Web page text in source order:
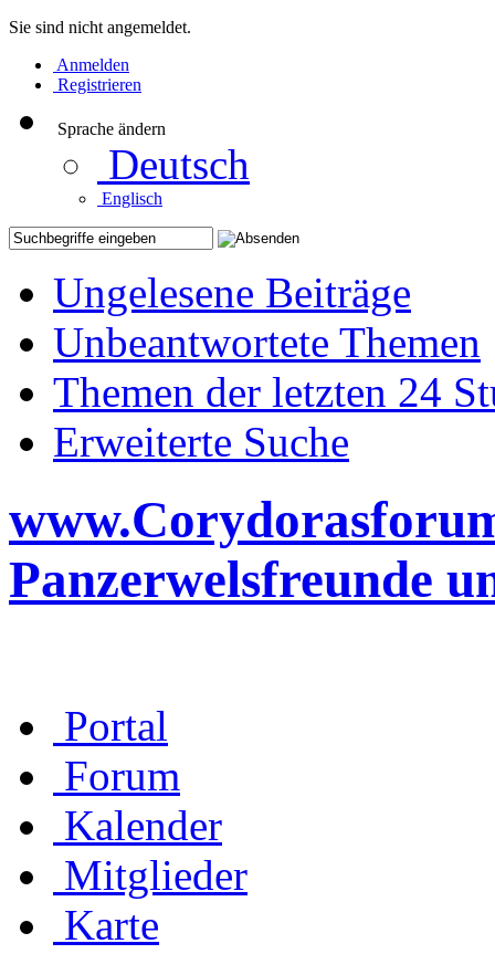
Sie sind nicht angemeldet.
Anmelden
Registrieren
Sprache ändern
Deutsch
Englisch
Ungelesene Beiträge
Unbeantwortete Themen
Themen der letzten 24
Erweiterte Suche
Panzerwelsfreunde
Portal
Forum
Kalender
Mitglieder
Karte